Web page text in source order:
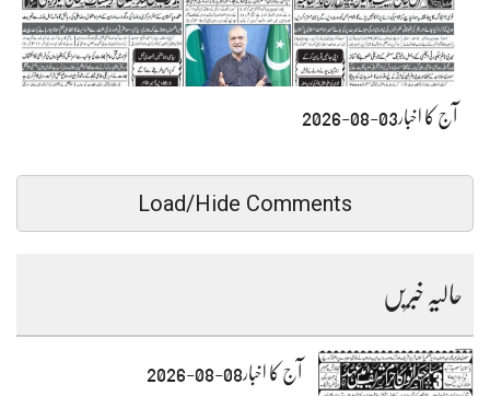
آج کا اخبار03-08-2026
Load/Hide Comments
حالیہ خبریں
آج کا اخبار08-08-2026